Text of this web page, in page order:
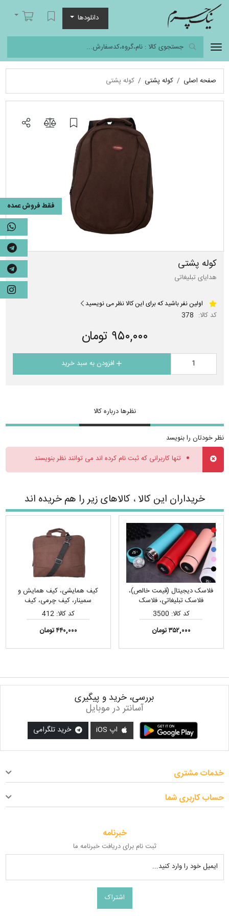
دانلودها
لیست مورد علاقه
سبد خرید
صفحه اصلی کوله پشتی کوله پشتی
کوله پشتی
هدایای تبلیغاتی
اولین نفر باشید که برای این کالا نظر می نویسید
کد کالا: 378
۹۵۰,۰۰۰ تومان
افزودن به سبد خرید
نظرها درباره کالا
نظر خودتان را بنویسد
تنها کاربرانی که ثبت نام کرده اند می توانند نظر بنویسند
خریداران این کالا ، کالاهای زیر را هم خریده اند
فلاسک دیجیتال (قیمت خالص)،
فلاسک تبلیغاتی، فلاسک
هوشمند، فلاسک درجه دار
کد کالا: 3500
۳۵۲,۰۰۰ تومان
کیف همایشی، کیف همایش و
سمینار، کیف چرمی، کیف
همایشی ارزان، هدایای تبلیغاتی،
کیف سمیناری و فولدر تبلیغاتی،
کیف سمیناری، کیف سمیناری
کد کالا: 412
۴۴۰,۰۰۰ تومان
بررسی، خرید و پیگیری
آسانتر در موبایل
اپ iOS خرید تلگرامی
خبرنامه
ثبت نام برای دریافت خبرنامه ما
ایمیل خود را وارد کنید...
اشتراک
خدمات مشتری
حساب کاربری شما
فقط فروش عمده